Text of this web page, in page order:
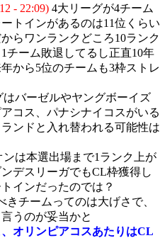
- 22:09) 4大リーグが4チーム
トインがあるのは11位くらい
らワンランクどころ10ランク
チーム敗退してるし正直10年
から5位のチームも3枠ストレ
はバーゼルやヤングボーイズ
コス、パナシナイコスがいる
ンドと入れ替われる可能性は
ンは本選出場まで1ランク上が
デスリーガでもCL枠獲得し
インだったのでは？
きチームってのは大げさで、
うのが妥当かと
オリンピアコスあたりはCL